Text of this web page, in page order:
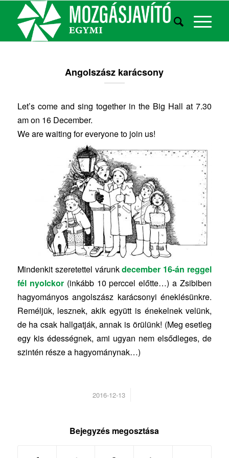
Angolszász karácsony
Let’s come and sing together in the Big Hall at 7.30
am on 16 December.
We are waiting for everyone to join us!
Mindenkit szeretettel várunkdecember 16-án reggel
fél nyolckor(inkább 10 perccel előtte…) a Zsibiben
hagyományos angolszász karácsonyi éneklésünkre.
Reméljük, lesznek, akik együtt is énekelnek velünk,
de ha csak hallgatják, annak is örülünk! (Meg esetleg
egy kis édességnek, ami ugyan nem elsődleges, de
szintén része a hagyománynak…)
2016-12-13
/
Bejegyzés megosztása